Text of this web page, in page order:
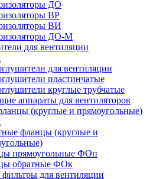
ДО
ВР
ВИ
ДО-М
для вентиляции
для вентиляции
пластинчатые
круглые трубчатые
аппараты для вентиляторов
(круглые и прямоугольные)
фланцы (круглые и
прямоугольные ФОп
обратные ФОк
для вентиляции